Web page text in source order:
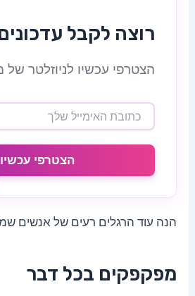
רוצה לקבל
הצטרפי עכשיו לניוזלטר
הצטרפי עכשיו
הנה עוד הרגלים רעים של אנשים
מפקפקים בכל דבר